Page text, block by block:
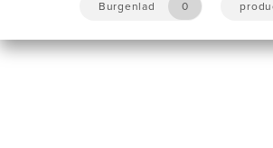
Burgenlad 0